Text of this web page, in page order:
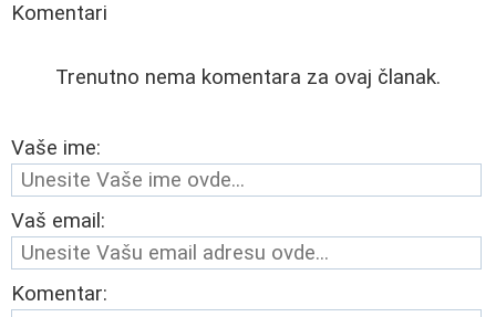
Komentari
Trenutno nema komentara za ovaj članak.
Vaše ime:
Vaš email:
Komentar: